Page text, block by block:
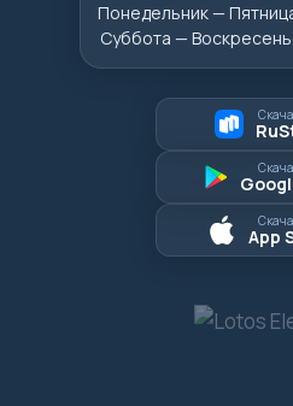
Понедельник —
Суббота —
App